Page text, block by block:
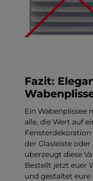
Fazit:
Ein Wabenplissee
alle, die Wert auf
Fensterdekoration
der Glasleiste
überzeugt diese
Bestellt jetzt euer
und gestaltet